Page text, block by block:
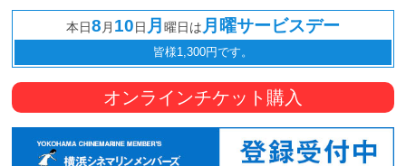
本日8月 10日 月 曜日は月曜サービスデー
皆様1,300円です。
オンラインチケット購入